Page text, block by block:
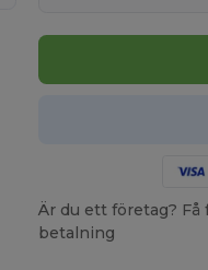
Är du ett företag?
betalning